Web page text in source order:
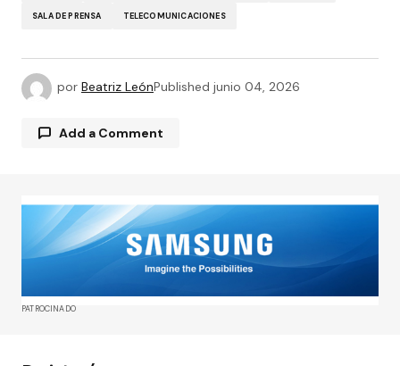
SALA DE PRENSA TELECOMUNICACIONES
por Beatriz LeónPublished junio 04, 2026
Add a Comment
Tu dirección de correo electrónico no será
publicada.Los campos obligatorios están
marcados con*
Comment*
PATROCINADO